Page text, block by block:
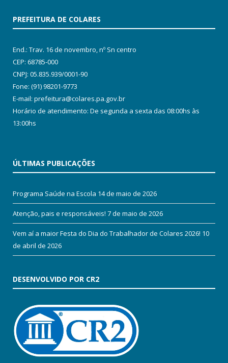
PREFEITURA DE COLARES
End.: Trav. 16 de novembro, nº Sn centro
CEP: 68785-000
CNPJ: 05.835.939/0001-90
Fone: (91) 98201-9773
E-mail: prefeitura@colares.pa.gov.br
Horário de atendimento: De segunda a sexta das 08:00hs às
13:00hs
ÚLTIMAS PUBLICAÇÕES
Programa Saúde na Escola 14 de maio de 2026
Atenção, pais e responsáveis! 7 de maio de 2026
Vem aí a maior Festa do Dia do Trabalhador de Colares 2026! 10
de abril de 2026
DESENVOLVIDO POR CR2